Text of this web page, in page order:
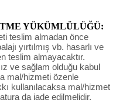
YÜKÜMLÜLÜĞÜ:
teslim almadan önce
yırtılmış vb. hasarlı ve
teslim almayacaktır.
ve sağlam olduğu kabul
mal/hizmeti özenle
kullanılacaksa mal/hizmet
da iade edilmelidir.